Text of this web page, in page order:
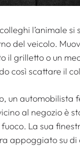
l’animale si
del veicolo.
il grilletto o un
così scattare il
un automobilista
al negozio è
La sua
appoggiato su di